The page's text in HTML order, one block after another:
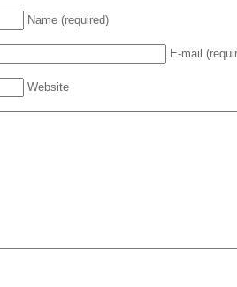
Name (required)
E-mail
Website